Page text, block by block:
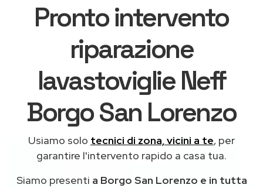
Pronto intervento
riparazione
lavastoviglie Neff
Borgo San Lorenzo
Usiamo solo tecnici di zona, vicini a te, per
garantire l'intervento rapido a casa tua.
Siamo presenti a Borgo San Lorenzo e in tutta